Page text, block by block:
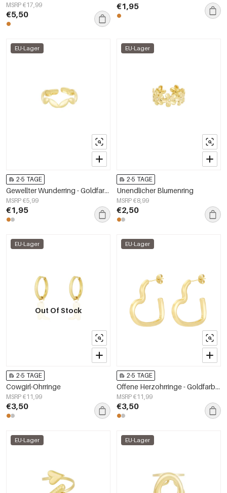
MSRP €17,99
€5,50
€1,95
EU-Lager
2-5 TAGE
Gewellter Wunderring - Goldfarben
MSRP €5,99
€1,95
EU-Lager
2-5 TAGE
Unendlicher Blumenring
MSRP €8,99
€2,50
EU-Lager
Out Of Stock
2-5 TAGE
Cowgirl-Ohrringe
MSRP €11,99
€3,50
EU-Lager
2-5 TAGE
Offene Herzohrringe - Goldfarben
MSRP €11,99
€3,50
EU-Lager EU-Lager